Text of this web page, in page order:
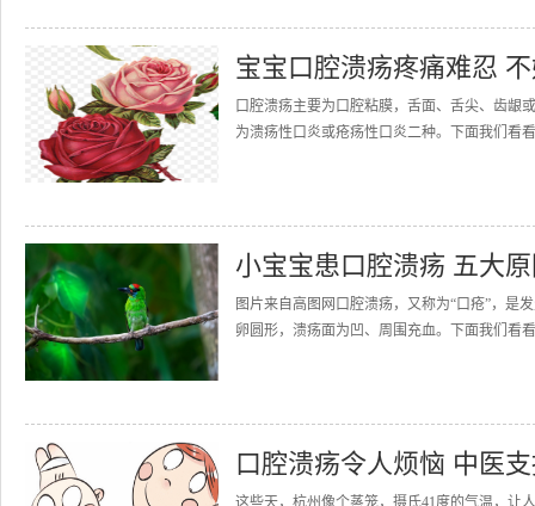
宝宝口腔溃疡疼痛难忍
口腔溃疡主要为口腔粘膜，舌面、舌尖、齿龈
为溃疡性口炎或疮疡性口炎二种。下面我们看
小宝宝患口腔溃疡 五大
图片来自高图网口腔溃疡，又称为“口疮”，是
卵圆形，溃疡面为凹、周围充血。下面我们看
口腔溃疡令人烦恼 中医
这些天，杭州像个蒸笼，摄氏41度的气温，让